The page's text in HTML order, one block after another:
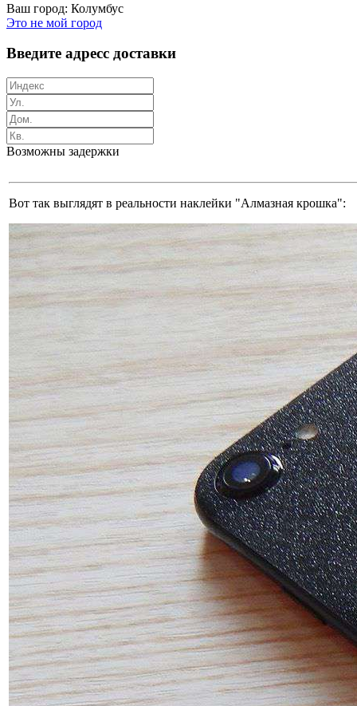
Ваш город: Колумбус
Это не мой город
Введите адресс доставки
Возможны задержки
Вот так выглядят в реальности наклейки "Алмазная крошка":